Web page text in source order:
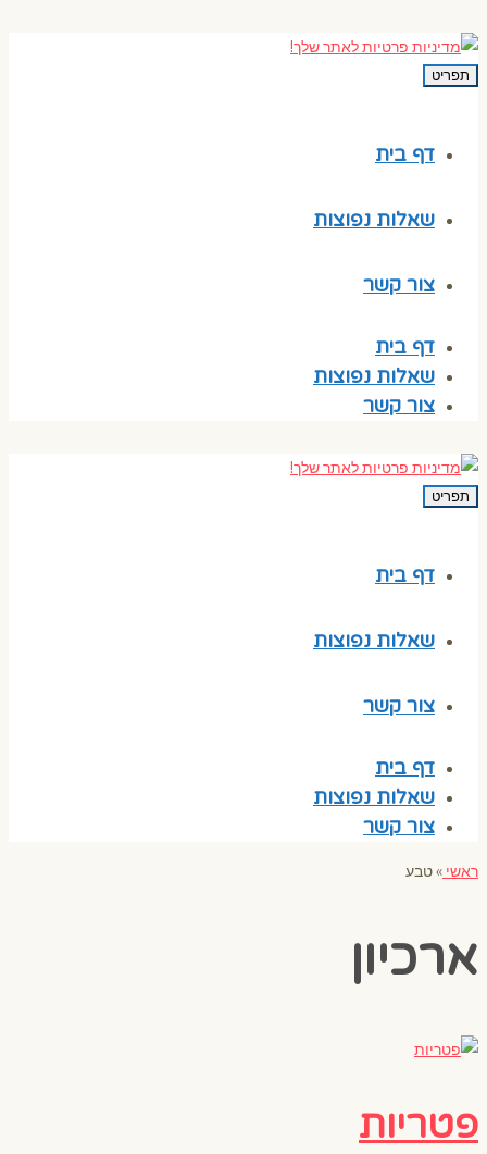
תפריט
דף בית
שאלות נפוצות
צור קשר
דף בית
שאלות נפוצות
צור קשר
תפריט
דף בית
שאלות נפוצות
צור קשר
דף בית
שאלות נפוצות
צור קשר
ראשי »טבע
ארכיון
פטריות